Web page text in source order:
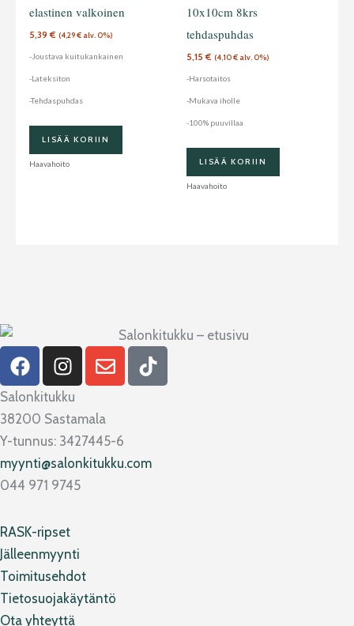
elastinen valkoinen
5,39€ (4,29€ alv. 0%)
-Joustava kuitukankainen
-Lateksiton
-Tehdaspuhdas
LISÄÄ KORIIN
Haavahoito
10x10cm 8krs
tehdaspuhdas
5,15€ (4,10€ alv. 0%)
-Harsotaitos
-Mukava iholle
-100% puuvillaa
LISÄÄ KORIIN
Haavahoito
F
a
c
e
b
o
o
k
I
n
s
t
a
g
r
a
E
n
e
l
o
p
T
i
Salonkitukku
38200 Sastamala
Y-tunnus: 3427445-6
myynti@salonkitukku.com
044 971 9745
RASK-ripset
Jälleenmyynti
Toimitusehdot
Tietosuojakäytäntö
Ota yhteyttä